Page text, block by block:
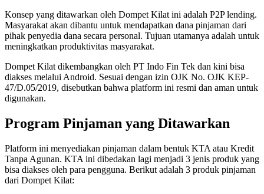
Konsep yang ditawarkan oleh Dompet Kilat ini adalah P2P lending.
Masyarakat akan dibantu untuk mendapatkan dana pinjaman dari
pihak penyedia dana secara personal. Tujuan utamanya adalah untuk
meningkatkan produktivitas masyarakat.
Dompet Kilat dikembangkan oleh PT Indo Fin Tek dan kini bisa
diakses melalui Android. Sesuai dengan izin OJK No. OJK KEP-
47/D.05/2019, disebutkan bahwa platform ini resmi dan aman untuk
digunakan.
Program Pinjaman yang Ditawarkan
Platform ini menyediakan pinjaman dalam bentuk KTA atau Kredit
Tanpa Agunan. KTA ini dibedakan lagi menjadi 3 jenis produk yang
bisa diakses oleh para pengguna. Berikut adalah 3 produk pinjaman
dari Dompet Kilat: